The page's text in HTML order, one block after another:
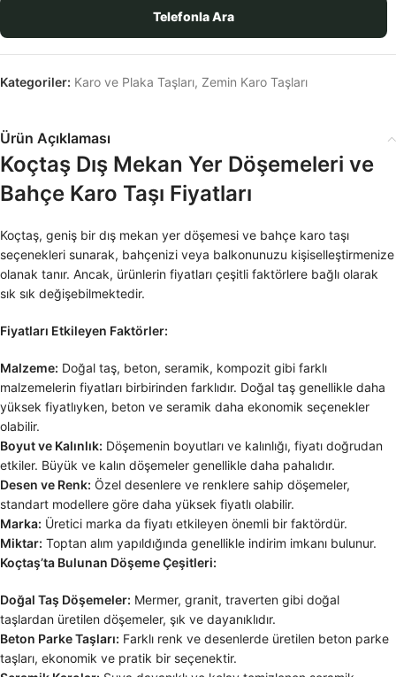
Telefonla Ara
Kategoriler: Karo ve Plaka Taşları, Zemin Karo Taşları
Ürün Açıklaması
Koçtaş Dış Mekan Yer Döşemeleri ve
Bahçe Karo Taşı Fiyatları
Koçtaş, geniş bir dış mekan yer döşemesi ve bahçe karo taşı
seçenekleri sunarak, bahçenizi veya balkonunuzu kişiselleştirmenize
olanak tanır. Ancak, ürünlerin fiyatları çeşitli faktörlere bağlı olarak
sık sık değişebilmektedir.
Fiyatları Etkileyen Faktörler:
Malzeme: Doğal taş, beton, seramik, kompozit gibi farklı
malzemelerin fiyatları birbirinden farklıdır. Doğal taş genellikle daha
yüksek fiyatlıyken, beton ve seramik daha ekonomik seçenekler
olabilir.
Boyut ve Kalınlık: Döşemenin boyutları ve kalınlığı, fiyatı doğrudan
etkiler. Büyük ve kalın döşemeler genellikle daha pahalıdır.
Desen ve Renk: Özel desenlere ve renklere sahip döşemeler,
standart modellere göre daha yüksek fiyatlı olabilir.
Marka: Üretici marka da fiyatı etkileyen önemli bir faktördür.
Miktar: Toptan alım yapıldığında genellikle indirim imkanı bulunur.
Koçtaş’ta Bulunan Döşeme Çeşitleri:
Doğal Taş Döşemeler: Mermer, granit, traverten gibi doğal
taşlardan üretilen döşemeler, şık ve dayanıklıdır.
Beton Parke Taşları: Farklı renk ve desenlerde üretilen beton parke
taşları, ekonomik ve pratik bir seçenektir.